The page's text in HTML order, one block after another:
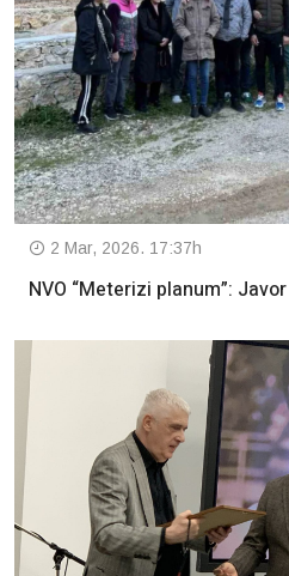
2 Mar, 2026. 17:37h
NVO “Meterizi planum”: